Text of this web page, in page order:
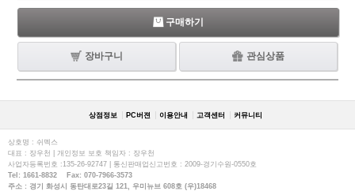
구매하기
장바구니 관심상품
상점정보 PC버젼 이용안내 고객센터 커뮤니티
상호명 : 쉬멕스
대표 : 장우천 | 개인정보 보호 책임자 : 장우천
사업자등록번호 :135-26-92747 | 통신판매업신고번호 : 2009-경기수원-0550호
Tel: 1661-8832 Fax: 070-7966-3573
주소 : 경기 화성시 동탄대로23길 121, 우미뉴브 608호 (우)18468